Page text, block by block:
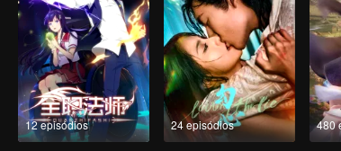
12 episódios 24 episódios 480